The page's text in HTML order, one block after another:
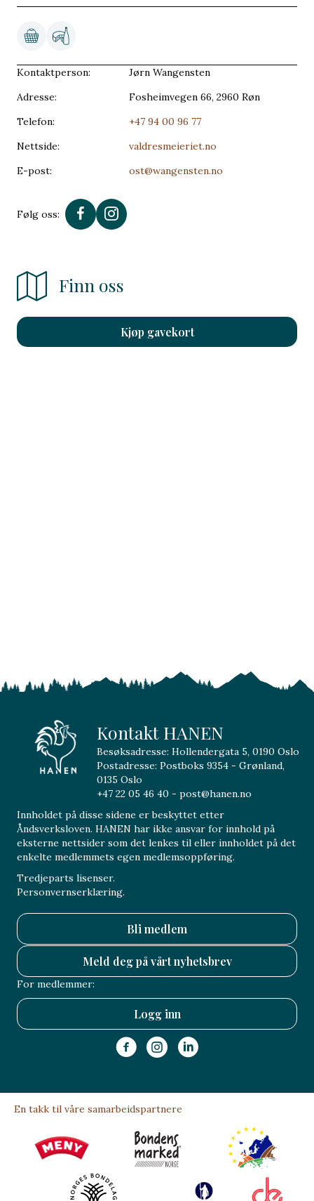
Kontaktperson:
Jørn Wangensten
Adresse:
Fosheimvegen 66, 2960 Røn
Telefon:
+47 94 00 96 77
Nettside:
valdresmeieriet.no
E-post:
ost@wangensten.no
Følg oss:
Finn oss
Kjøp gavekort
Kontakt HANEN
Besøksadresse: Hollendergata 5, 0190 Oslo
Postadresse: Postboks 9354 - Grønland,
0135 Oslo
+47 22 05 46 40 - post@hanen.no
Innholdet på disse sidene er beskyttet etter
Åndsverksloven. HANEN har ikke ansvar for innhold på
eksterne nettsider som det lenkes til eller innholdet på det
enkelte medlemmets egen medlemsoppføring.
Tredjeparts lisenser.
Personvernserklæring.
Bli medlem
Meld deg på vårt nyhetsbrev
For medlemmer:
Logg inn
En takk til våre samarbeidspartnere